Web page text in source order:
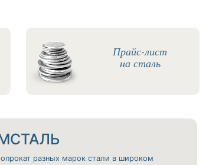
Прайс-лист
на сталь
разных марок стали в широком